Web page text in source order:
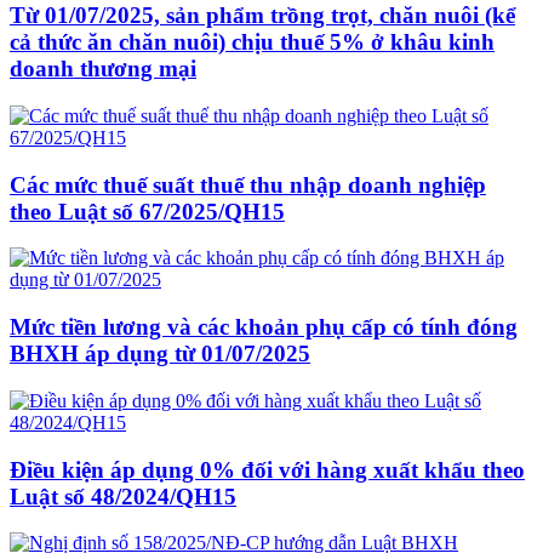
Từ 01/07/2025, sản phẩm trồng trọt, chăn nuôi (kể
cả thức ăn chăn nuôi) chịu thuế 5% ở khâu kinh
doanh thương mại
Các mức thuế suất thuế thu nhập doanh nghiệp
theo Luật số 67/2025/QH15
Mức tiền lương và các khoản phụ cấp có tính đóng
BHXH áp dụng từ 01/07/2025
Điều kiện áp dụng 0% đối với hàng xuất khẩu theo
Luật số 48/2024/QH15